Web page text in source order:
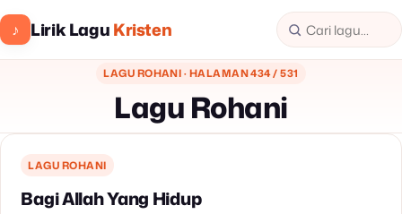
♪ Lirik LaguKristen
LAGU ROHANI · HALAMAN 434 / 531
Lagu Rohani
LAGU ROHANI
Bagi Allah Yang Hidup